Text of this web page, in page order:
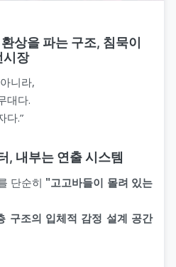
상을 파는 구조, 침묵이
시장
니라,
대다.
다.”
내부는 연출 시스템
단순히 "고고바들이 몰려 있는
구조의 입체적 감정 설계 공간